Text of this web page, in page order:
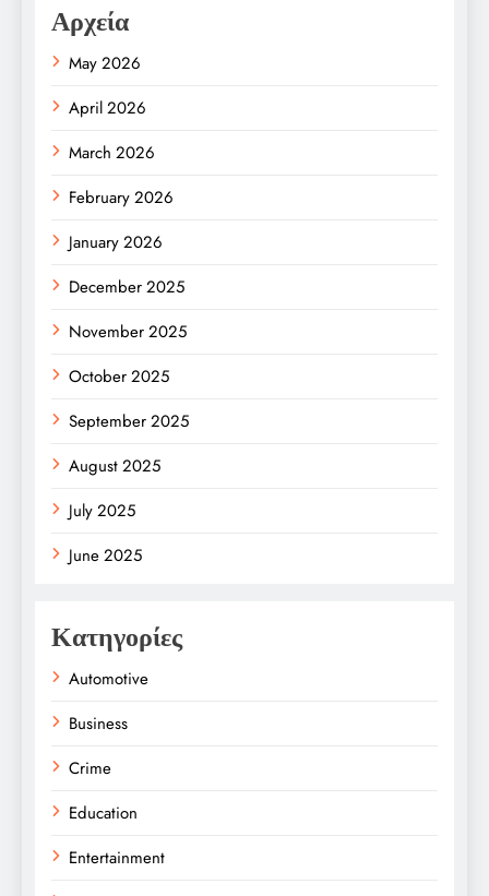
Αρχεία
May 2026
April 2026
March 2026
February 2026
January 2026
December 2025
November 2025
October 2025
September 2025
August 2025
July 2025
June 2025
Κατηγορίες
Automotive
Business
Crime
Education
Entertainment